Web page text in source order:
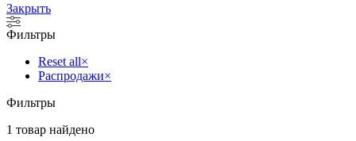
Закрыть
Фильтры
Reset all×
Распродажи×
Фильтры
1 товар найдено